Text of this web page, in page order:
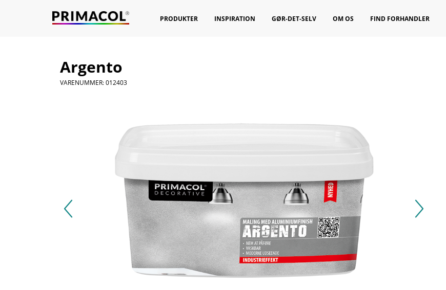
PRODUKTER INSPIRATION GØR-DET-SELV OM OS FIND FORHANDLER
Argento
VARENUMMER: 012403